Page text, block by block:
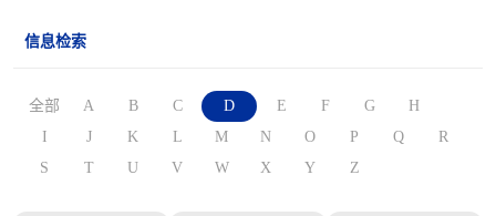
信息检索
全部 A B C D E F G
H
I
J K L M N O P Q
R
S
T U V W X Y Z